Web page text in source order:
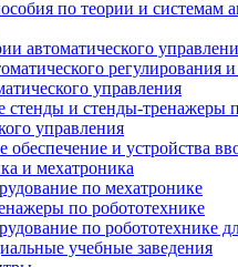
по теории и системам
автоматического
регулирования
управления
стенды и стенды-тренажеры
управления
обеспечение и устройства
и мехатроника
по мехатронике
по робототехнике
по робототехнике
учебные заведения